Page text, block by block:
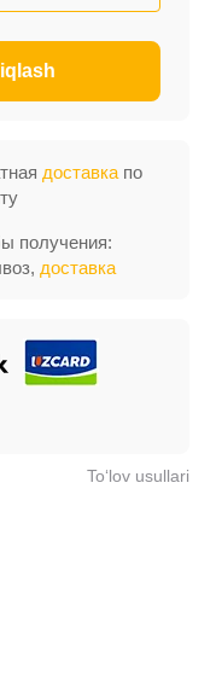
доставкапо
получения:
доставка
To‘lov usullari